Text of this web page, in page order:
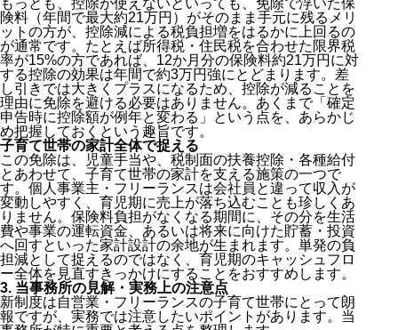
もっとも、控除が使えないといっても、免除で浮いた保
険料（年間で最大約21万円）がそのまま手元に残るメリ
ットの方が、控除減による税負担増をはるかに上回るの
が通常です。たとえば所得税・住民税を合わせた限界税
率が15%の方であれば、12か月分の保険料約21万円に対
する控除の効果は年間で約3万円強にとどまります。差
し引きでは大きくプラスになるため、控除が減ることを
理由に免除を避ける必要はありません。あくまで「確定
申告時に控除額が例年と変わる」という点を、あらかじ
め把握しておくという趣旨です。
子育て世帯の家計全体で捉える
この免除は、児童手当や、税制面の扶養控除・各種給付
とあわせて、子育て世帯の家計を支える施策の一つで
す。個人事業主・フリーランスは会社員と違って収入が
変動しやすく、育児期に売上が落ち込むことも珍しくあ
りません。保険料負担がなくなる期間に、その分を生活
費や事業の運転資金、あるいは将来に向けた貯蓄・投資
へ回すといった家計設計の余地が生まれます。単発の負
担減として捉えるのではなく、育児期のキャッシュフロ
ー全体を見直すきっかけにすることをおすすめします。
3. 当事務所の見解・実務上の注意点
新制度は自営業・フリーランスの子育て世帯にとって朗
報ですが、実務では注意したいポイントがあります。当